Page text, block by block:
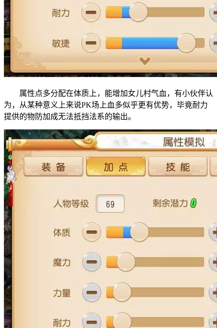
属性点多分配在体质上，能增加女儿村气血，有小伙伴认
为，从某种意义上来说PK场上血多似乎更有优势，毕竟耐力
提供的物防加成无法抵挡法系的输出。